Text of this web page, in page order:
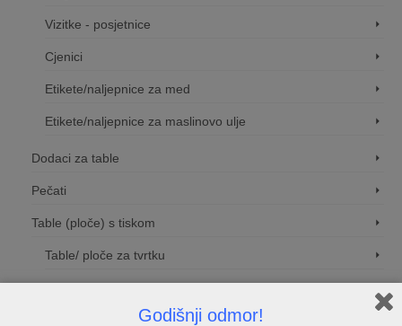
Vizitke - posjetnice
Cjenici
Etikete/naljepnice za med
Etikete/naljepnice za maslinovo ulje
Dodaci za table
Pečati
Table (ploče) s tiskom
Table/ ploče za tvrtku
Kućni brojevi
Godišnji odmor!